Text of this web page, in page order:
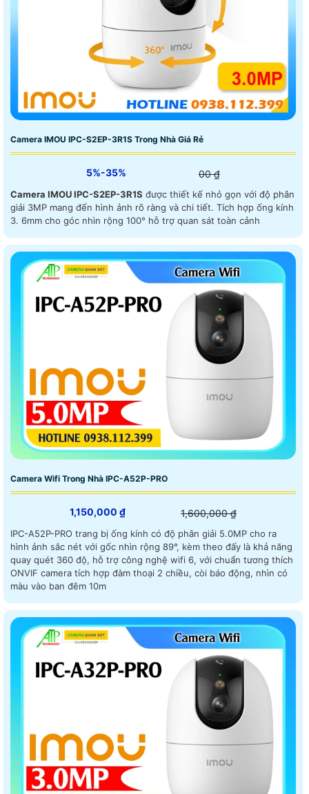
Camera IMOU IPC-S2EP-3R1S Trong Nhà Giá Rẻ
5%-35% 00 ₫
Camera IMOU IPC-S2EP-3R1S được thiết kế nhỏ gọn với độ phân
giải 3MP mang đến hình ảnh rõ ràng và chi tiết. Tích hợp ống kính
3. 6mm cho góc nhìn rộng 100° hỗ trợ quan sát toàn cảnh
Camera Wifi Trong Nhà IPC-A52P-PRO
1,150,000 ₫ 1,600,000 ₫
IPC-A52P-PRO trang bị ống kính có độ phân giải 5.0MP cho ra
hình ảnh sắc nét với gốc nhìn rộng 89°, kèm theo đấy là khả năng
quay quét 360 độ, hỗ trợ công nghệ wifi 6, với chuẩn tương thích
ONVIF camera tích hợp đàm thoại 2 chiều, còi báo động, nhìn có
màu vào ban đêm 10m